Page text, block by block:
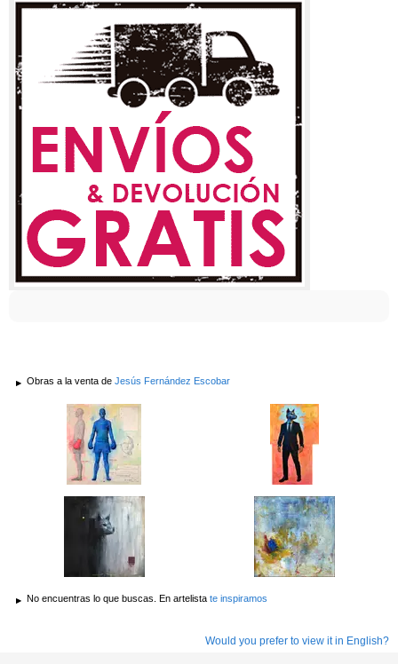
Obras a la venta de Jesús Fernández Escobar
No encuentras lo que buscas. En artelista te inspiramos
Would you prefer to view it in English?